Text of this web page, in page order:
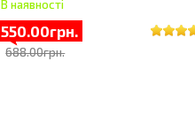
В наявності
550.00грн.
688.00грн.